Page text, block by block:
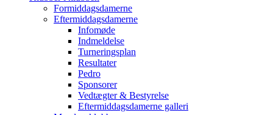
Formiddagsdamerne
Eftermiddagsdamerne
Infomøde
Indmeldelse
Turneringsplan
Resultater
Pedro
Sponsorer
Vedtægter & Bestyrelse
Eftermiddagsdamerne galleri